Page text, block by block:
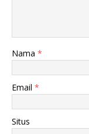
Nama *
Email *
Situs